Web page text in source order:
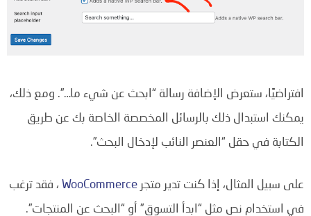
افتراضيًا، ستعرض الإضافة رسالة “ابحث عن شيء ما…”. ومع ذلك،
يمكنك استبدال ذلك بالرسائل المخصصة الخاصة بك عن طريق
الكتابة في حقل “العنصر النائب لإدخال البحث”.
على سبيل المثال، إذا كنت تدير متجر WooCommerce ، فقد ترغب
في استخدام نص مثل “ابدأ التسوق” أو “البحث عن المنتجات”.